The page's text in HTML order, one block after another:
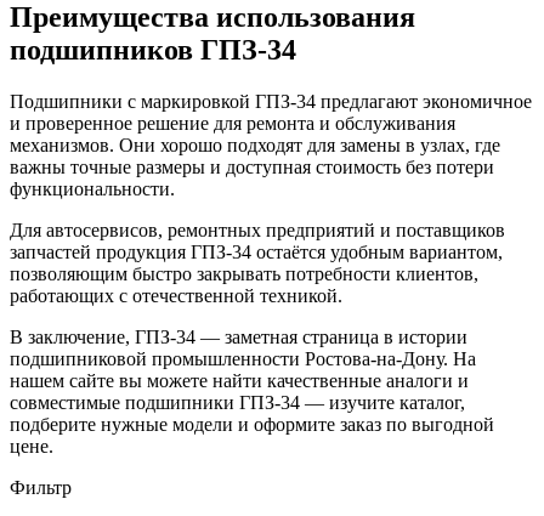
Преимущества использования
подшипников ГПЗ-34
Подшипники с маркировкой ГПЗ-34 предлагают экономичное
и проверенное решение для ремонта и обслуживания
механизмов. Они хорошо подходят для замены в узлах, где
важны точные размеры и доступная стоимость без потери
функциональности.
Для автосервисов, ремонтных предприятий и поставщиков
запчастей продукция ГПЗ-34 остаётся удобным вариантом,
позволяющим быстро закрывать потребности клиентов,
работающих с отечественной техникой.
В заключение, ГПЗ-34 — заметная страница в истории
подшипниковой промышленности Ростова-на-Дону. На
нашем сайте вы можете найти качественные аналоги и
совместимые подшипники ГПЗ-34 — изучите каталог,
подберите нужные модели и оформите заказ по выгодной
цене.
Фильтр